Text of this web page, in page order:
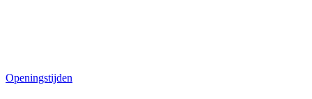
Openingstijden